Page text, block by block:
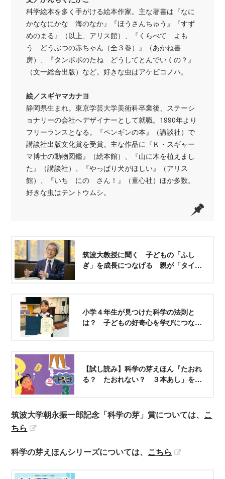
科学絵本を多く手がける絵本作家。主な著書は『なに
かななにかな 海のなか』『ほうさんちゅう』『すず
めのまる』（以上、アリス館）、『くらべて よも
う どうぶつの赤ちゃん（全３巻）』（あかね書
房）、『タンポポのたね どうしてとんでいくの？』
（文一総合出版）など。好きな虫はアケビコノハ。
絵／スギヤマカナヨ
静岡県生まれ。東京学芸大学美術科卒業後、ステーシ
ョナリーの会社へデザイナーとして就職。1990年より
フリーランスとなる。『ペンギンの本』（講談社）で
講談社出版文化賞を受賞。主な作品に『Ｋ・スギャー
マ博士の動物図鑑』（絵本館）、『山に木を植えまし
た』（講談社）、『やっぱり犬がほしい』（アリス
館）、『いち にの さん！』（童心社）ほか多数。
好きな虫はテントウムシ。
筑波大教授に聞く 子どもの「ふし
ぎ」を成長につなげる 親が「タイ
小学４年生が見つけた科学の法則と
は？ 子どもの好奇心を学びにつなげ
【試し読み】科学の芽えほん『たおれ
る？ たおれない？ ３本あし」を公
筑波大学朝永振一郎記念「科学の芽」賞については、 こ
ちら
科学の芽えほんシリーズについては、 こちら